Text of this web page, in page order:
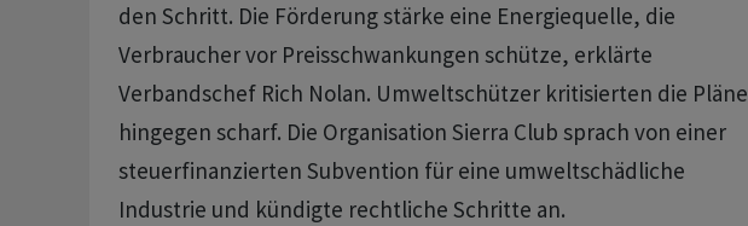
den Schritt. Die Förderung stärke eine Energiequelle, die
Verbraucher ​vor Preisschwankungen schütze, erklärte
Verbandschef Rich Nolan. ​Umweltschützer kritisierten die Pläne
hingegen scharf. Die Organisation Sierra Club sprach von einer
steuerfinanzierten ‌Subvention für eine umweltschädliche
Industrie und kündigte rechtliche Schritte an.